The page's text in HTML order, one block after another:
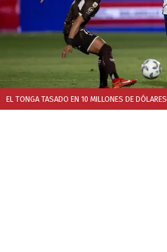
EL TONGA TASADO EN 10 MILLONES DE DÓLARES